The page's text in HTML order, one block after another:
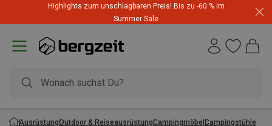
Highlights zum unschlagbaren Preis! Bis zu -60 % im
Summer Sale
AusrüstungOutdoor & ReiseausrüstungCampingmöbel Campingstühle